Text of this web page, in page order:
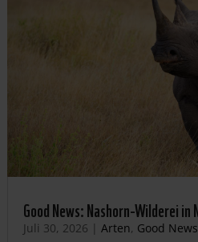
Good News: Nashorn-Wilderei
Juli 30, 2026 | Arten, Good News